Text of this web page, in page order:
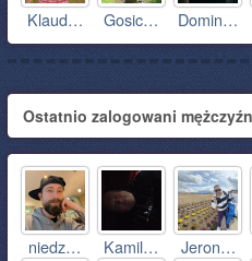
Klaud… Gosic… Domin…
Ostatnio zalogowani
niedz… Kamil… Jeron…